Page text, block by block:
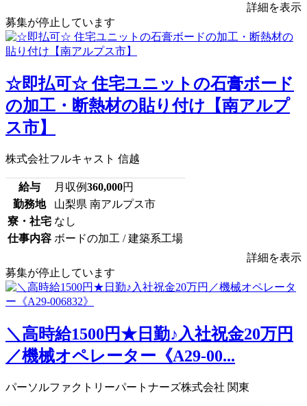
詳細を表示
募集が停止しています
☆即払可☆ 住宅ユニットの石膏ボード
の加工・断熱材の貼り付け【南アルプ
ス市】
株式会社フルキャスト 信越
給与 月収例360,000円
勤務地
山梨県 南アルプス市
寮・社宅 なし
仕事内容 ボードの加工 / 建築系工場
詳細を表示
募集が停止しています
＼高時給1500円★日勤♪入社祝金20万円
／機械オペレーター《A29-00...
パーソルファクトリーパートナーズ株式会社 関東